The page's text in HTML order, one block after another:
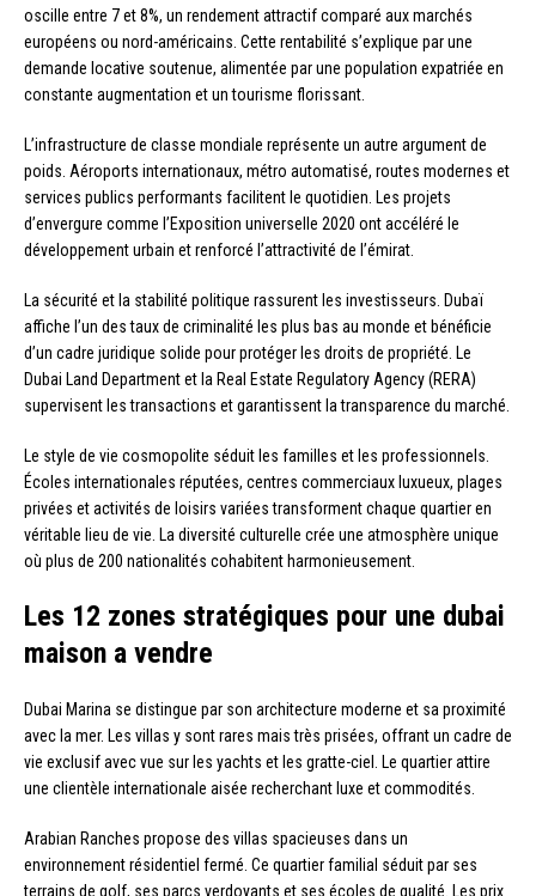
oscille entre 7 et 8%, un rendement attractif comparé aux marchés
européens ou nord-américains. Cette rentabilité s’explique par une
demande locative soutenue, alimentée par une population expatriée en
constante augmentation et un tourisme florissant.
L’infrastructure de classe mondiale représente un autre argument de
poids. Aéroports internationaux, métro automatisé, routes modernes et
services publics performants facilitent le quotidien. Les projets
d’envergure comme l’Exposition universelle 2020 ont accéléré le
développement urbain et renforcé l’attractivité de l’émirat.
La sécurité et la stabilité politique rassurent les investisseurs. Dubaï
affiche l’un des taux de criminalité les plus bas au monde et bénéficie
d’un cadre juridique solide pour protéger les droits de propriété. Le
Dubai Land Department et la Real Estate Regulatory Agency (RERA)
supervisent les transactions et garantissent la transparence du marché.
Le style de vie cosmopolite séduit les familles et les professionnels.
Écoles internationales réputées, centres commerciaux luxueux, plages
privées et activités de loisirs variées transforment chaque quartier en
véritable lieu de vie. La diversité culturelle crée une atmosphère unique
où plus de 200 nationalités cohabitent harmonieusement.
Les 12 zones stratégiques pour une dubai
maison a vendre
Dubai Marina se distingue par son architecture moderne et sa proximité
avec la mer. Les villas y sont rares mais très prisées, offrant un cadre de
vie exclusif avec vue sur les yachts et les gratte-ciel. Le quartier attire
une clientèle internationale aisée recherchant luxe et commodités.
Arabian Ranches propose des villas spacieuses dans un
environnement résidentiel fermé. Ce quartier familial séduit par ses
terrains de golf, ses parcs verdoyants et ses écoles de qualité. Les prix